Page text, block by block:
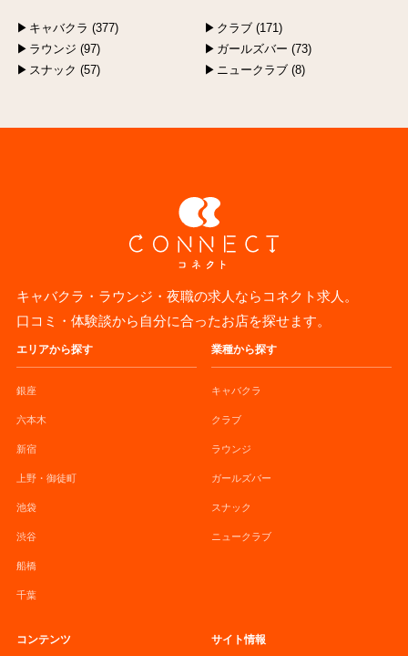
キャバクラ (377)
クラブ (171)
ラウンジ (97)
ガールズバー (73)
スナック (57)
ニュークラブ (8)
キャバクラ・ラウンジ・夜職の求人ならコネクト求人。
口コミ・体験談から自分に合ったお店を探せます。
エリアから探す
銀座
六本木
新宿
上野・御徒町
池袋
渋谷
船橋
千葉
業種から探す
キャバクラ
クラブ
ラウンジ
ガールズバー
スナック
ニュークラブ
コンテンツ サイト情報